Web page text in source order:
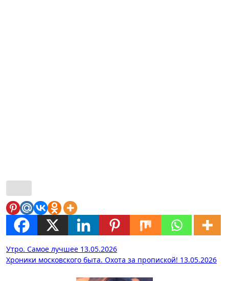
Навигация
по
Утро. Самое лучшее 13.05.2026
Хроники московского быта. Охота за пропиской! 13.05.2026